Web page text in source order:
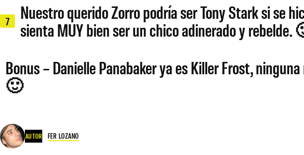
7
Nuestro querido Zorro podría ser Tony Stark si se
sienta MUY bien ser un chico adinerado y rebelde.
Bonus – Danielle Panabaker ya es Killer Frost,
🙂
AUTOR FER LOZANO